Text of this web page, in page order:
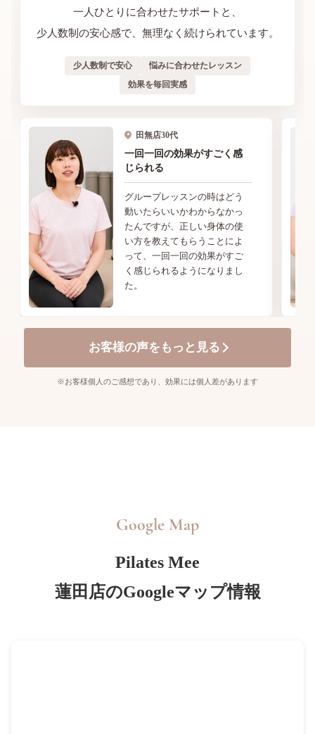
一人ひとりに合わせたサポートと、
少人数制の安心感で、無理なく続けられています。
少人数制で安心
悩みに合わせたレッスン
効果を毎回実感
田無店30代
一回一回の効果がすごく感
じられる
グループレッスンの時はどう
動いたらいいかわからなかっ
たんですが、正しい身体の使
い方を教えてもらうことによ
って、一回一回の効果がすご
く感じられるようになりまし
た。
お客様の声をもっと見る
※お客様個人のご感想であり、効果には個人差があります
Google Map
Pilates Mee
蓮田店のGoogleマップ情報